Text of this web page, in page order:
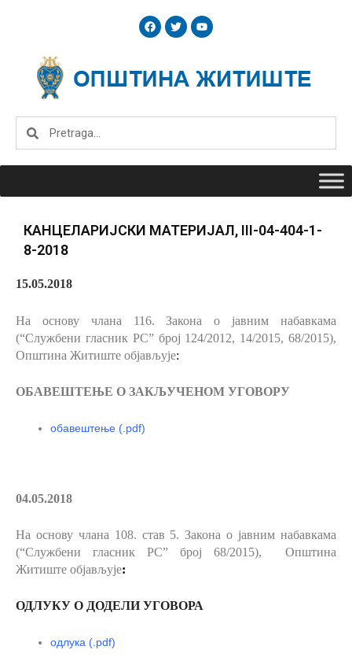
F
a
c
o
o
T
w
i
e
r
Y
o
u
b
e
Search
КАНЦЕЛАРИЈСКИ МАТЕРИЈАЛ, III-04-404-1-
8-2018
15.05.2018
На основу члана 116.Закона о јавним набавкама
(“Службени гласник РС” број 124/2012, 14/2015, 68/2015),
Општина Житиште објављује:
ОБАВЕШТЕЊЕ О ЗАКЉУЧЕНОМ УГОВОРУ
обавештење (.pdf)
04.05.2018
На основу члана 108. став 5.Закона о јавним набавкама
(“Службени гласник РС” број 68/2015), Општина
Житиште објављује:
ОДЛУКУ О ДОДЕЛИ УГОВОРА
одлука (.pdf)